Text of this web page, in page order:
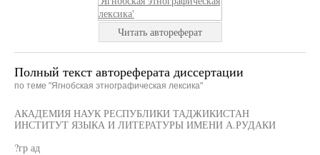
Читать автореферат
Полный текст автореферата диссертации
по теме "Ягнобская этнографическая лексика"
АКАДЕМИЯ НАУК РЕСПУБЛИКИ ТАДЖИКИСТАН
ИНСТИТУТ ЯЗЫКА И ЛИТЕРАТУРЫ ИМЕНИ А.РУДАКИ
?гр ад